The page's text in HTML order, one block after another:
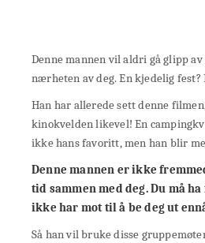
Denne mannen vil aldri gå glipp
nærheten av deg. En kjedelig
Han har allerede sett denne
kinokvelden likevel! En
ikke hans favoritt, men han blir
Denne mannen er ikke
tid sammen med deg. Du må
ikke har mot til å be deg ut
Så han vil bruke disse